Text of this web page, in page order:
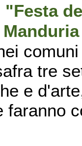
"Festa
tre
e
faranno